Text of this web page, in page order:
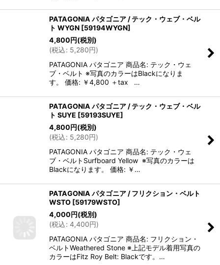
PATAGONIA パタゴニア / テック・ウェブ・ベル
ト WYGN [59194WYGN]
4,800円(税別)
(税込: 5,280円)
PATAGONIA パタゴニア 商品名: テック・ウェ
ブ・ベルト ※写真のカラーはBlackになりま
す。 価格: ￥4,800 ＋tax …
PATAGONIA パタゴニア / テック・ウェブ・ベル
ト SUYE [59193SUYE]
4,800円(税別)
(税込: 5,280円)
PATAGONIA パタゴニア 商品名: テック・ウェ
ブ・ベルトSurfboard Yellow ※写真のカラーは
Blackになります。 価格: ￥…
PATAGONIA パタゴニア / フリクション・ベルト
WSTO [59179WSTO]
4,000円(税別)
(税込: 4,400円)
PATAGONIA パタゴニア 商品名: フリクション・
ベルトWeathered Stone ※上記モデル着用写真の
カラーはFitz Roy Belt: Blackです。…